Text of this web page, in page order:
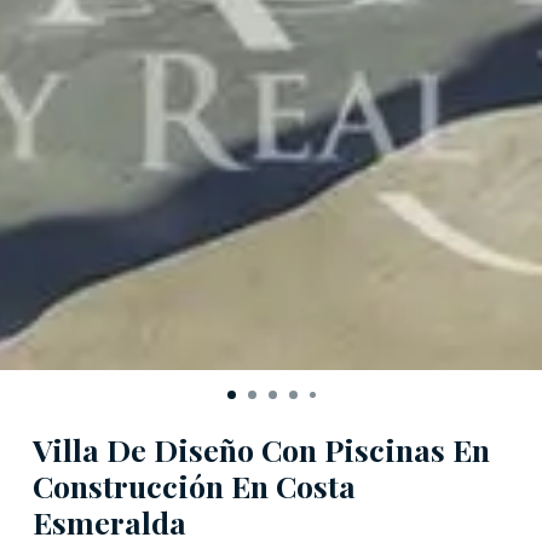
Villa De Diseño Con Piscinas En
Construcción En Costa
Esmeralda